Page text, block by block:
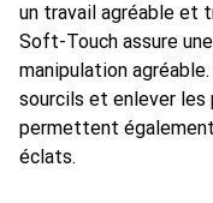
un travail agréable et
Soft-Touch assure
manipulation
sourcils et enlever les
permettent
éclats.